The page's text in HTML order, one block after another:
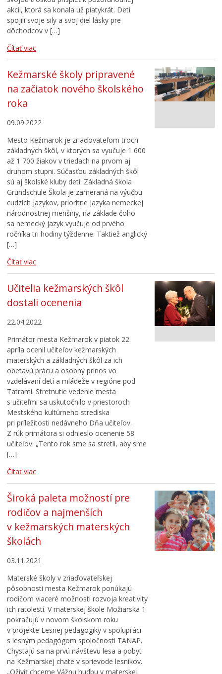
akcii, ktorá sa konala už piatykrát. Deti
spojili svoje sily a svoj diel lásky pre
dôchodcov v […]
Čítať viac
Kežmarské školy pripravené
na začiatok nového školského
roka
09.09.2022
Mesto Kežmarok je zriaďovateľom troch
základných škôl, v ktorých sa vyučuje 1 600
až 1 700 žiakov v triedach na prvom aj
druhom stupni. Súčasťou základných škôl
sú aj školské kluby detí. Základná škola
Grundschule Škola je zameraná na výučbu
cudzích jazykov, prioritne jazyka nemeckej
národnostnej menšiny, na základe čoho
sa nemecký jazyk vyučuje od prvého
ročníka tri hodiny týždenne. Taktiež anglický
[…]
Čítať viac
Učitelia kežmarských škôl
dostali ocenenia
22.04.2022
Primátor mesta Kežmarok v piatok 22.
apríla ocenil učiteľov kežmarských
materských a základných škôl za ich
obetavú prácu a osobný prínos vo
vzdelávaní detí a mládeže v regióne pod
Tatrami. Stretnutie vedenie mesta
s učiteľmi sa uskutočnilo v priestoroch
Mestského kultúrneho strediska
pri príležitosti nedávneho Dňa učiteľov.
Z rúk primátora si odnieslo ocenenie 58
učiteľov. „Tento rok sme sa stretli, aby sme
[…]
Čítať viac
Široká paleta možností pre
rodičov a najmenších
v kežmarských materských
školách
03.11.2021
Materské školy v zriaďovateľskej
pôsobnosti mesta Kežmarok ponúkajú
rodičom viaceré možnosti rozvoja kreativity
ich ratolestí. V materskej škole Možiarska 1
pokračujú v novom školskom roku
v projekte Lesnej pedagogiky v spolupráci
s lesným pedagógom spoločnosti TANAP.
Chystajú sa na prvú návštevu lesa a pobyt
na Kežmarskej chate v sprievode lesníkov.
„Oživiť chceme Vážnu hudbu v materskej